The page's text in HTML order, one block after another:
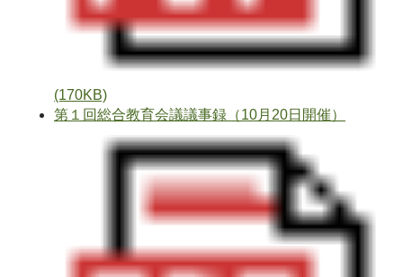
(170KB)
第１回総合教育会議議事録（10月20日開催）